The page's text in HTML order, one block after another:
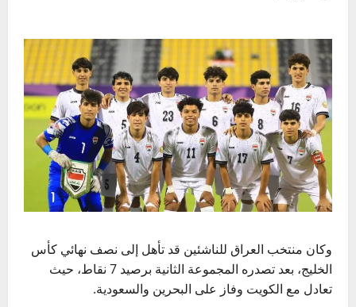
وكان منتخب العراق للناشئين قد تأهل إلى نصف نهائي كأس
الخليج، بعد تصدره المجموعة الثانية
برصيد 7 نقاط، حيث
تعادل مع الكويت وفاز على البحرين والسعودية.